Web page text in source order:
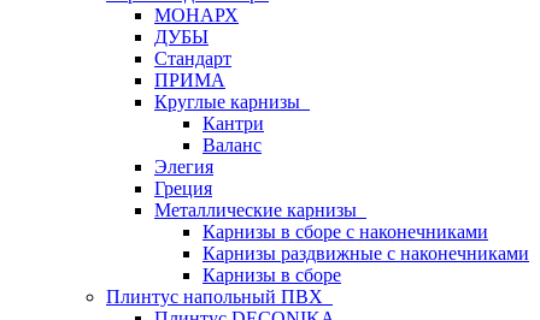
МОНАРХ
ДУБЫ
Стандарт
ПРИМА
Круглые карнизы
Кантри
Валанс
Элегия
Греция
Металлические карнизы
Карнизы в сборе с наконечниками
Карнизы раздвижные с наконечниками
Карнизы в сборе
Плинтус напольный ПВХ